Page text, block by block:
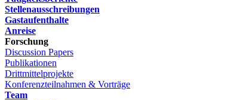
Stellenausschreibungen
Gastaufenthalte
Anreise
Forschung
Discussion Papers
Publikationen
Drittmittelprojekte
Konferenzteilnahmen & Vorträge
Team